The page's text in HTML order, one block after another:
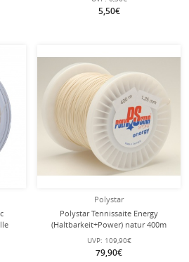
5,50€
Polystar
Polystar Tennissaite Energy
(Haltbarkeit+Power) natur 400m
Rolle
UVP: 109,90€
79,90€